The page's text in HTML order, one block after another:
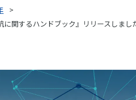
>
に関するハンドブック』リリースしまし